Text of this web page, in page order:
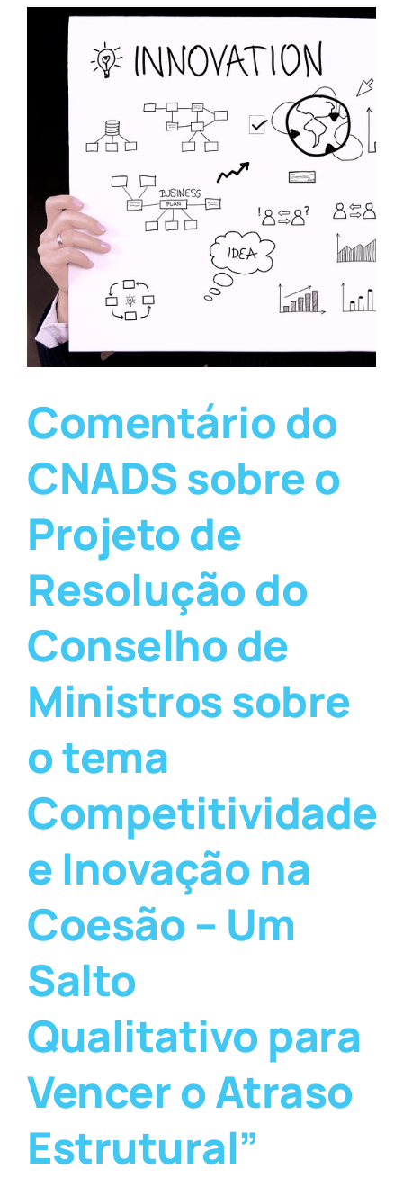
Comentário do
CNADS sobre o
Projeto de
Resolução do
Conselho de
Ministros sobre
o tema
Competitividade
e Inovação na
Coesão – Um
Salto
Qualitativo para
Vencer o Atraso
Estrutural”